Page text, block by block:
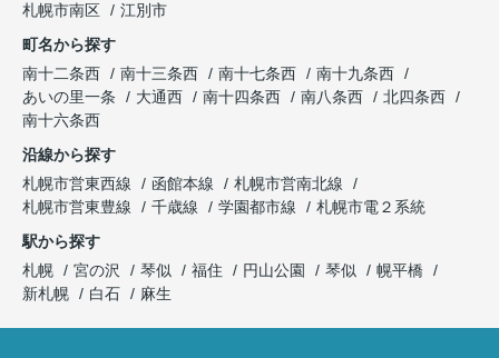
札幌市南区
江別市
町名から探す
南十二条西
南十三条西 南十七条西
南十九条西
あいの里一条
大通西 南十四条西 南八条西
北四条西
南十六条西
沿線から探す
札幌市営東西線
函館本線
札幌市営南北線
札幌市営東豊線
千歳線 学園都市線
札幌市電２系統
駅から探す
札幌
宮の沢 琴似 福住 円山公園 琴似
幌平橋
新札幌
白石 麻生